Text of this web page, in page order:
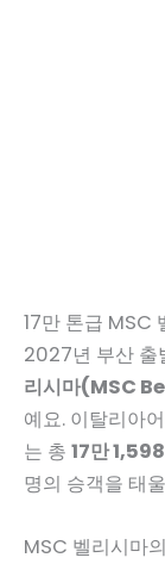
17만 톤급 MSC
2027년 부산 출
리시마(MSC
예요. 이탈리아
는 총 17만
명의 승객을 태
MSC 벨리시마